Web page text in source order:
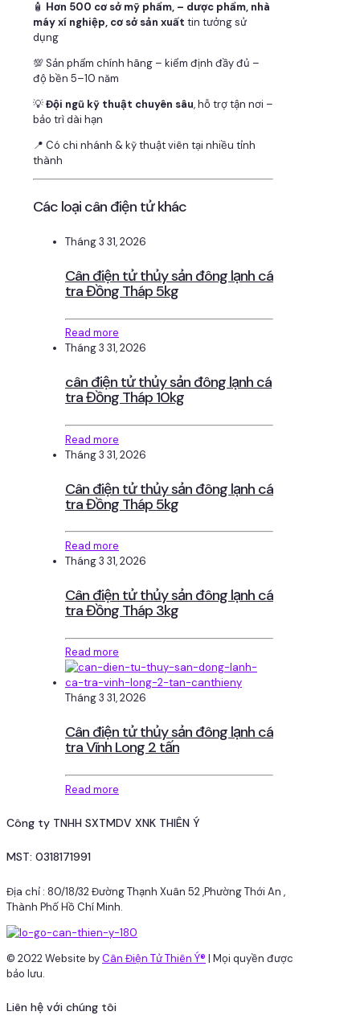
🧴 Hơn 500 cơ sở mỹ phẩm, – dược phẩm, nhà
máy xí nghiệp, cơ sở sản xuất tin tưởng sử
dụng
💯 Sản phẩm chính hãng – kiểm định đầy đủ –
độ bền 5–10 năm
💡Đội ngũ kỹ thuật chuyên sâu, hỗ trợ tận nơi –
bảo trì dài hạn
📍 Có chi nhánh & kỹ thuật viên tại nhiều tỉnh
thành
Các loại cân điện tử khác
Tháng 3 31, 2026
Cân điện tử thủy sản đông lạnh cá
tra Đồng Tháp 5kg
Read more
Tháng 3 31, 2026
cân điện tử thủy sản đông lạnh cá
tra Đồng Tháp 10kg
Read more
Tháng 3 31, 2026
Cân điện tử thủy sản đông lạnh cá
tra Đồng Tháp 5kg
Read more
Tháng 3 31, 2026
Cân điện tử thủy sản đông lạnh cá
tra Đồng Tháp 3kg
Read more
Tháng 3 31, 2026
Cân điện tử thủy sản đông lạnh cá
tra Vĩnh Long 2 tấn
Read more
Công ty TNHH SXTMDV XNK THIÊN Ý
MST: 0318171991
Địa chỉ : 80/18/32 Đường Thạnh Xuân 52 ,Phường Thới An ,
Thành Phố Hồ Chí Minh.
© 2022 Website byCân Điện Tử Thiên Ý® | Mọi quyền được
bảo lưu.
Liên hệ với chúng tôi